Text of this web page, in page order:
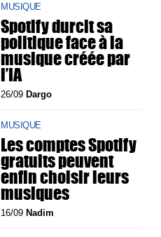
MUSIQUE
Spotify durcit sa
politique face à la
musique créée par
l’IA
26/09 Dargo
MUSIQUE
Les comptes Spotify
gratuits peuvent
enfin choisir leurs
musiques
16/09 Nadim